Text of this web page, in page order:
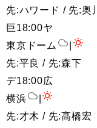
先:ハワード / 先:奥川
巨18:00ヤ
東京ドーム
先:平良 / 先:森下
デ18:00広
横浜
先:才木 / 先:髙橋宏